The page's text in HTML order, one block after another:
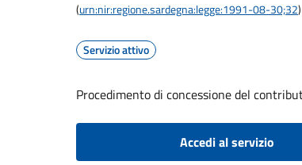
(urn:nir:regione.sardegna:legge:1991-08-30;32)
Servizio attivo
Procedimento di concessione del
Accedi al servizio